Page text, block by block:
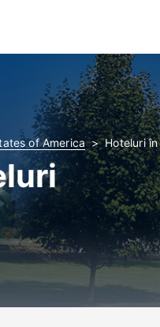
of America Hoteluri